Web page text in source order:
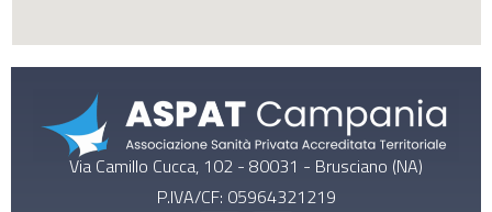
Via Camillo Cucca, 102 - 80031 - Brusciano (NA)
P.IVA/CF: 05964321219